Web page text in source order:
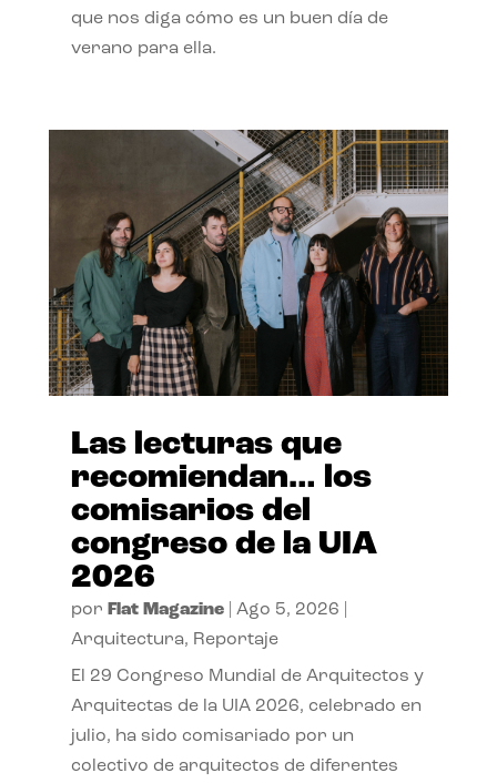
que nos diga cómo es un buen día de
verano para ella.
Las lecturas que
recomiendan… los
comisarios del
congreso de la UIA
2026
por Flat Magazine| Ago 5, 2026
Arquitectura, Reportaje
El 29 Congreso Mundial de Arquitectos y
Arquitectas de la UIA 2026, celebrado en
julio, ha sido comisariado por un
colectivo de arquitectos de diferentes